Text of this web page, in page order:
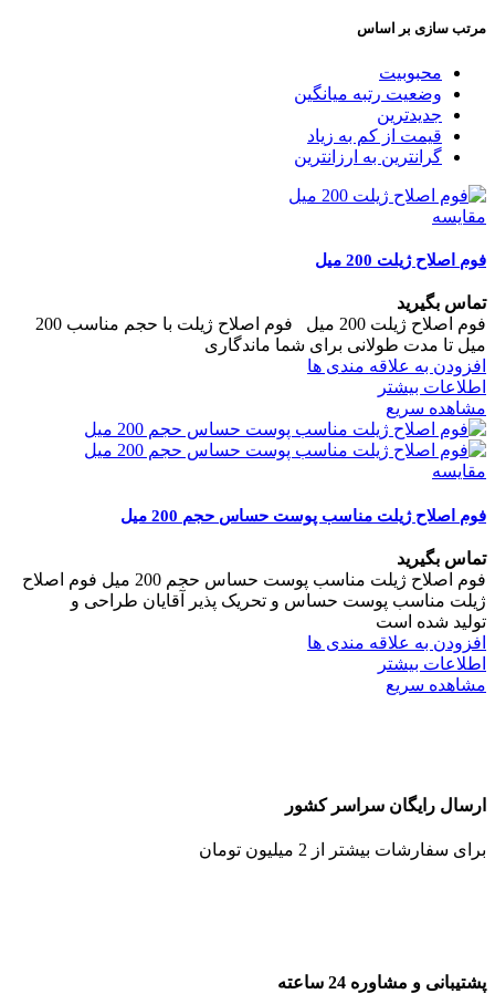
مرتب سازی بر اساس
محبوبیت
وضعیت رتبه میانگین
جدیدترین
قیمت از کم به زیاد
گرانترین به ارزانترین
مقایسه
فوم اصلاح ژیلت 200 میل
تماس بگیرید
فوم اصلاح ژیلت 200 میل فوم اصلاح ژیلت با حجم مناسب 200
میل تا مدت طولانی برای شما ماندگاری
افزودن به علاقه مندی ها
اطلاعات بیشتر
مشاهده سریع
مقایسه
فوم اصلاح ژیلت مناسب پوست حساس حجم 200 میل
تماس بگیرید
فوم اصلاح ژیلت مناسب پوست حساس حجم 200 میل فوم اصلاح
ژیلت مناسب پوست‌ حساس و تحریک ‌پذیر آقایان طراحی و
تولید شده است
افزودن به علاقه مندی ها
اطلاعات بیشتر
مشاهده سریع
ارسال رایگان سراسر کشور
برای سفارشات بیشتر از 2 میلیون تومان
پشتیبانی و مشاوره 24 ساعته